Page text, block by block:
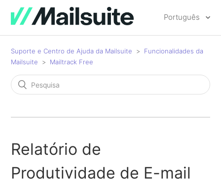
Português
Suporte e Centro de Ajuda da Mailsuite
Funcionalidades da
Mailsuite
Mailtrack Free
Relatório de
Produtividade de E-mail